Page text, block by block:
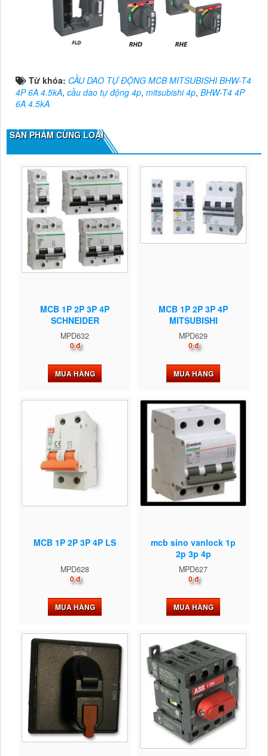
Từ khóa: CẦU DAO TỰ ĐỘNG MCB MITSUBISHI BHW-T4
4P 6A 4.5kA, cầu dao tự động 4p, mitsubishi 4p, BHW-T4 4P
6A 4.5kA
SẢN PHẨM CÙNG LOẠI
MCB 1P 2P 3P 4P
SCHNEIDER
MPD632
0 đ
MUA HÀNG
MCB 1P 2P 3P 4P
MITSUBISHI
MPD629
0 đ
MUA HÀNG
MCB 1P 2P 3P 4P LS
MPD628
0 đ
MUA HÀNG
mcb sino vanlock 1p
2p 3p 4p
MPD627
0 đ
MUA HÀNG